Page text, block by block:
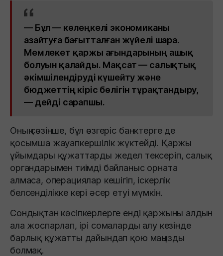
— Бұл — көлеңкелі экономиканы
азайтуға бағытталған жүйелі шара.
Мемлекет қаржы ағындарының ашық
болуын қалайды. Мақсат — салықтық
әкімшілендіруді күшейту және
бюджеттің кіріс бөлігін тұрақтандыру,
— дейді сарапшы.
Оның сөзінше, бұл өзгеріс банктерге де
қосымша жауапкершілік жүктейді. Қаржы
ұйымдары құжаттарды жедел тексеріп, салық
органдарымен тиімді байланыс орната
алмаса, операциялар кешігіп, іскерлік
белсенділікке кері әсер етуі мүмкін.
Сондықтан кәсіпкерлерге енді қаржыны алдын
ала жоспарлап, ірі сомаларды алу кезінде
барлық құжатты дайындап қою маңызды
болмақ.